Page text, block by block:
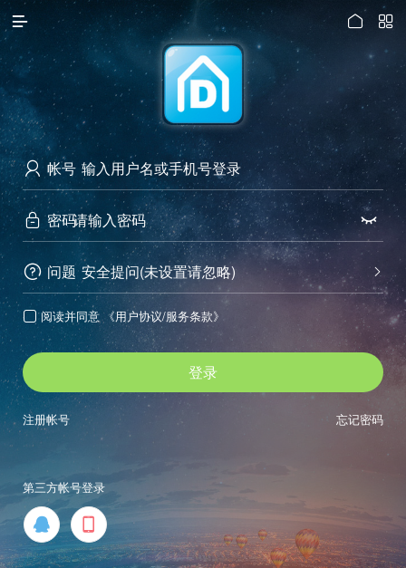

访问电脑版
 

 帐号
 密码 
 问题 
安全提问(未设置请忽略)
 阅读并同意 《用户协议/服务条款》
登录
忘记密码
注册帐号
第三方帐号登录
 